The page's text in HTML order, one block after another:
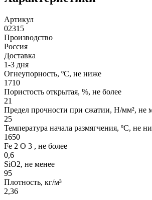
Артикул
02315
Производство
Россия
Доставка
1-3 дня
Огнеупорность, ºС, не ниже
1710
Пористость открытая, %, не более
21
Предел прочности при сжатии, Н/мм², не
25
Температура начала размягчения, ºС, не
1650
Fe 2 O 3 , не более
0,6
SiO2, не менее
95
Плотность, кг/м³
2,36